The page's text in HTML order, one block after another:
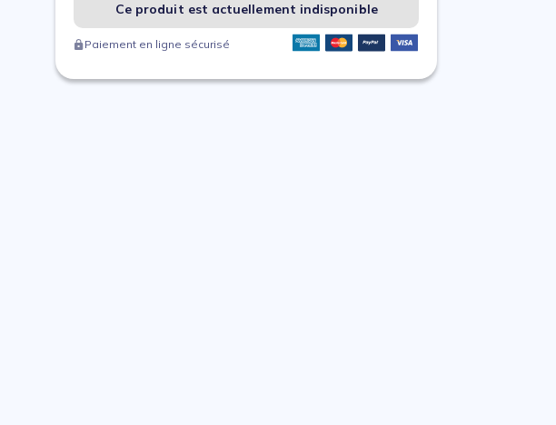
Ce produit est actuellement indisponible
Paiement en ligne sécurisé